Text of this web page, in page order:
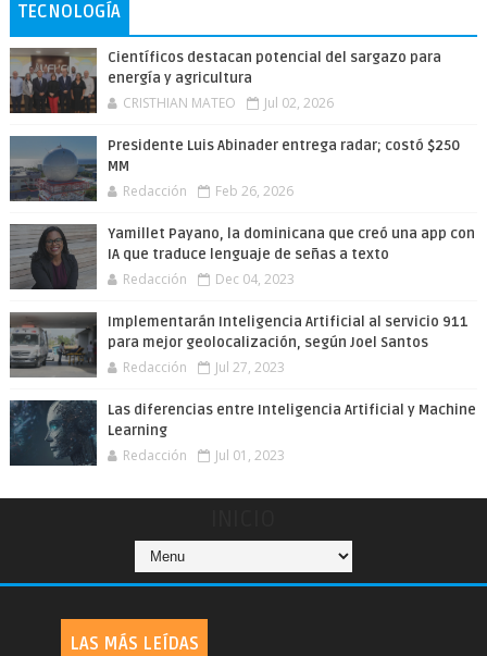
TECNOLOGÍA
Científicos destacan potencial del sargazo para
energía y agricultura
CRISTHIAN MATEO Jul 02, 2026
Presidente Luis Abinader entrega radar; costó $250
MM
Redacción Feb 26, 2026
Yamillet Payano, la dominicana que creó una app con
IA que traduce lenguaje de señas a texto
Redacción Dec 04, 2023
Implementarán Inteligencia Artificial al servicio 911
para mejor geolocalización, según Joel Santos
Redacción Jul 27, 2023
Las diferencias entre Inteligencia Artificial y Machine
Learning
Redacción Jul 01, 2023
LAS MÁS LEÍDAS